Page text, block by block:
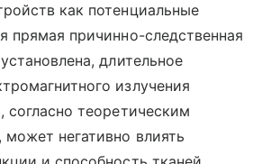
как потенциальные
прямая причинно-следственная
длительное
излучения
согласно теоретическим
негативно влиять